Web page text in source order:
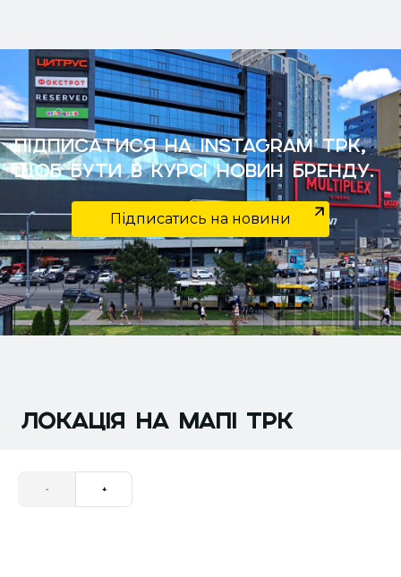
Підписатися на Instagram ТРК,
щоб бути в курсі новин бренду.
Підписатись на новини
ЛОКАЦІЯ НА МАПІ трк
- +